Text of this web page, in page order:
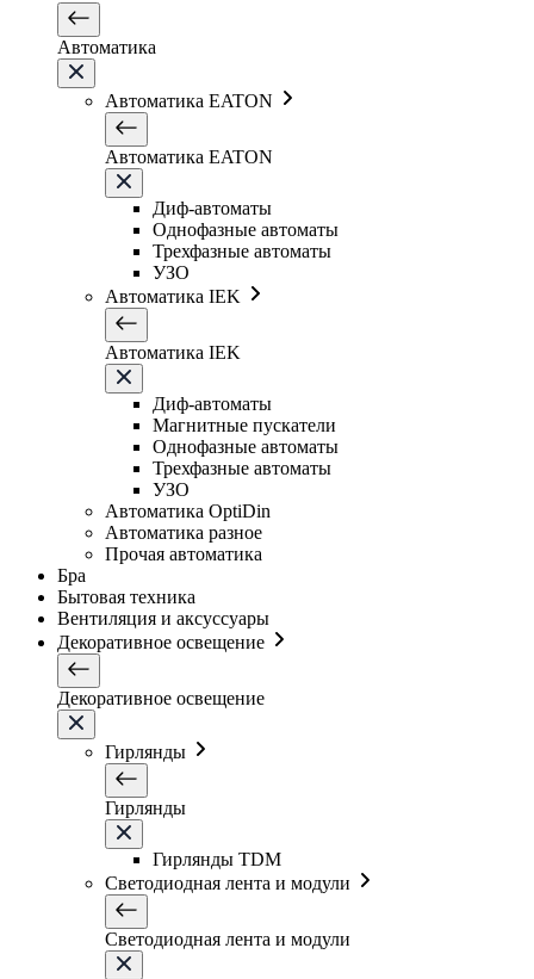
Автоматика
Автоматика EATON
Автоматика EATON
Диф-автоматы
Однофазные автоматы
Трехфазные автоматы
УЗО
Автоматика IEK
Автоматика IEK
Диф-автоматы
Магнитные пускатели
Однофазные автоматы
Трехфазные автоматы
УЗО
Автоматика OptiDin
Автоматика разное
Прочая автоматика
Бра
Бытовая техника
Вентиляция и аксуссуары
Декоративное освещение
Декоративное освещение
Гирлянды
Гирлянды
Гирлянды TDM
Светодиодная лента и модули
Светодиодная лента и модули